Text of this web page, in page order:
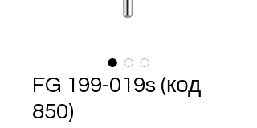
FG 199-019s (код
850)